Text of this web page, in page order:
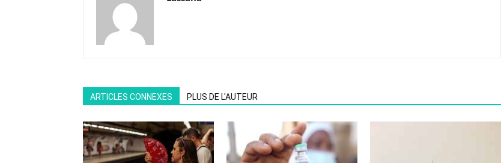
ARTICLES CONNEXES PLUS DE L'AUTEUR